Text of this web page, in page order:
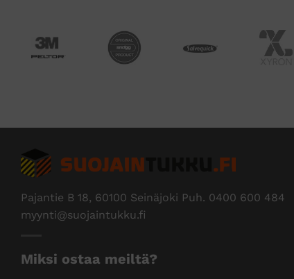
Pajantie B 18, 60100 Seinäjoki Puh. 0400 600 484
myynti@suojaintukku.fi
Miksi ostaa meiltä?